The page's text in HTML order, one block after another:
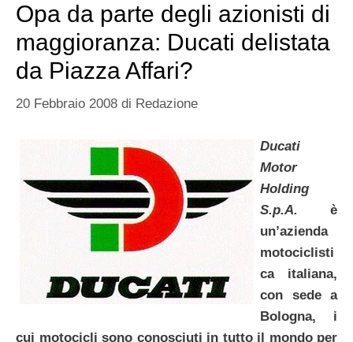
Opa da parte degli azionisti di
maggioranza: Ducati delistata
da Piazza Affari?
20 Febbraio 2008 di Redazione
Ducati
Motor
Holding
S.p.A. è
un’azienda
motociclisti
ca italiana,
con sede a
Bologna, i
cui motocicli sono conosciuti in tutto il mondo per